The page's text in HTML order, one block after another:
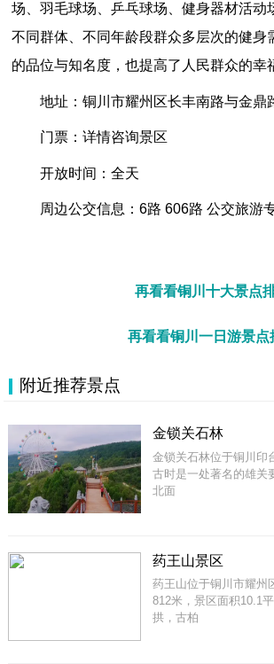
场、羽毛球场、乒乓球场、健身器材活动
不同群体、不同年龄段群众多层次的健身
的品位与知名度，也提高了人民群众的幸
地址：铜川市耀州区长丰南路与金鼎
门票：详情咨询景区
开放时间：全天
周边公交信息：6路 606路 公交旅游
再看看铜川十大景点
再看看铜川一日游景点
附近推荐景点
金锁关石林
金锁关石林位于铜川印
古时是一处著名的雄关
北面
药王山景区
药王山位于铜川市耀州
812米，景区面积10.1
拱，古柏